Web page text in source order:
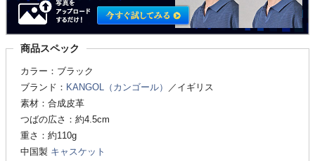
商品スペック
カラー：ブラック
ブランド： KANGOL（カンゴール）
／イギリス
素材：合成皮革
つばの広さ：約4.5cm
重さ：約110g
中国製 キャスケット